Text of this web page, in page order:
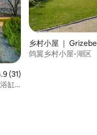
评分 4.9 分（满分 5 分），
(31)
缸
乡村小屋 ｜
鸽翼乡村小屋-湖区